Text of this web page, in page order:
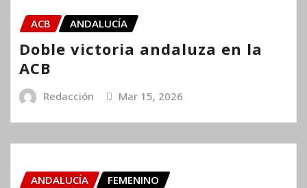
ACB ANDALUCÍA
Doble victoria andaluza en la
ACB
Redacción Mar 15, 2026
ANDALUCÍA FEMENINO